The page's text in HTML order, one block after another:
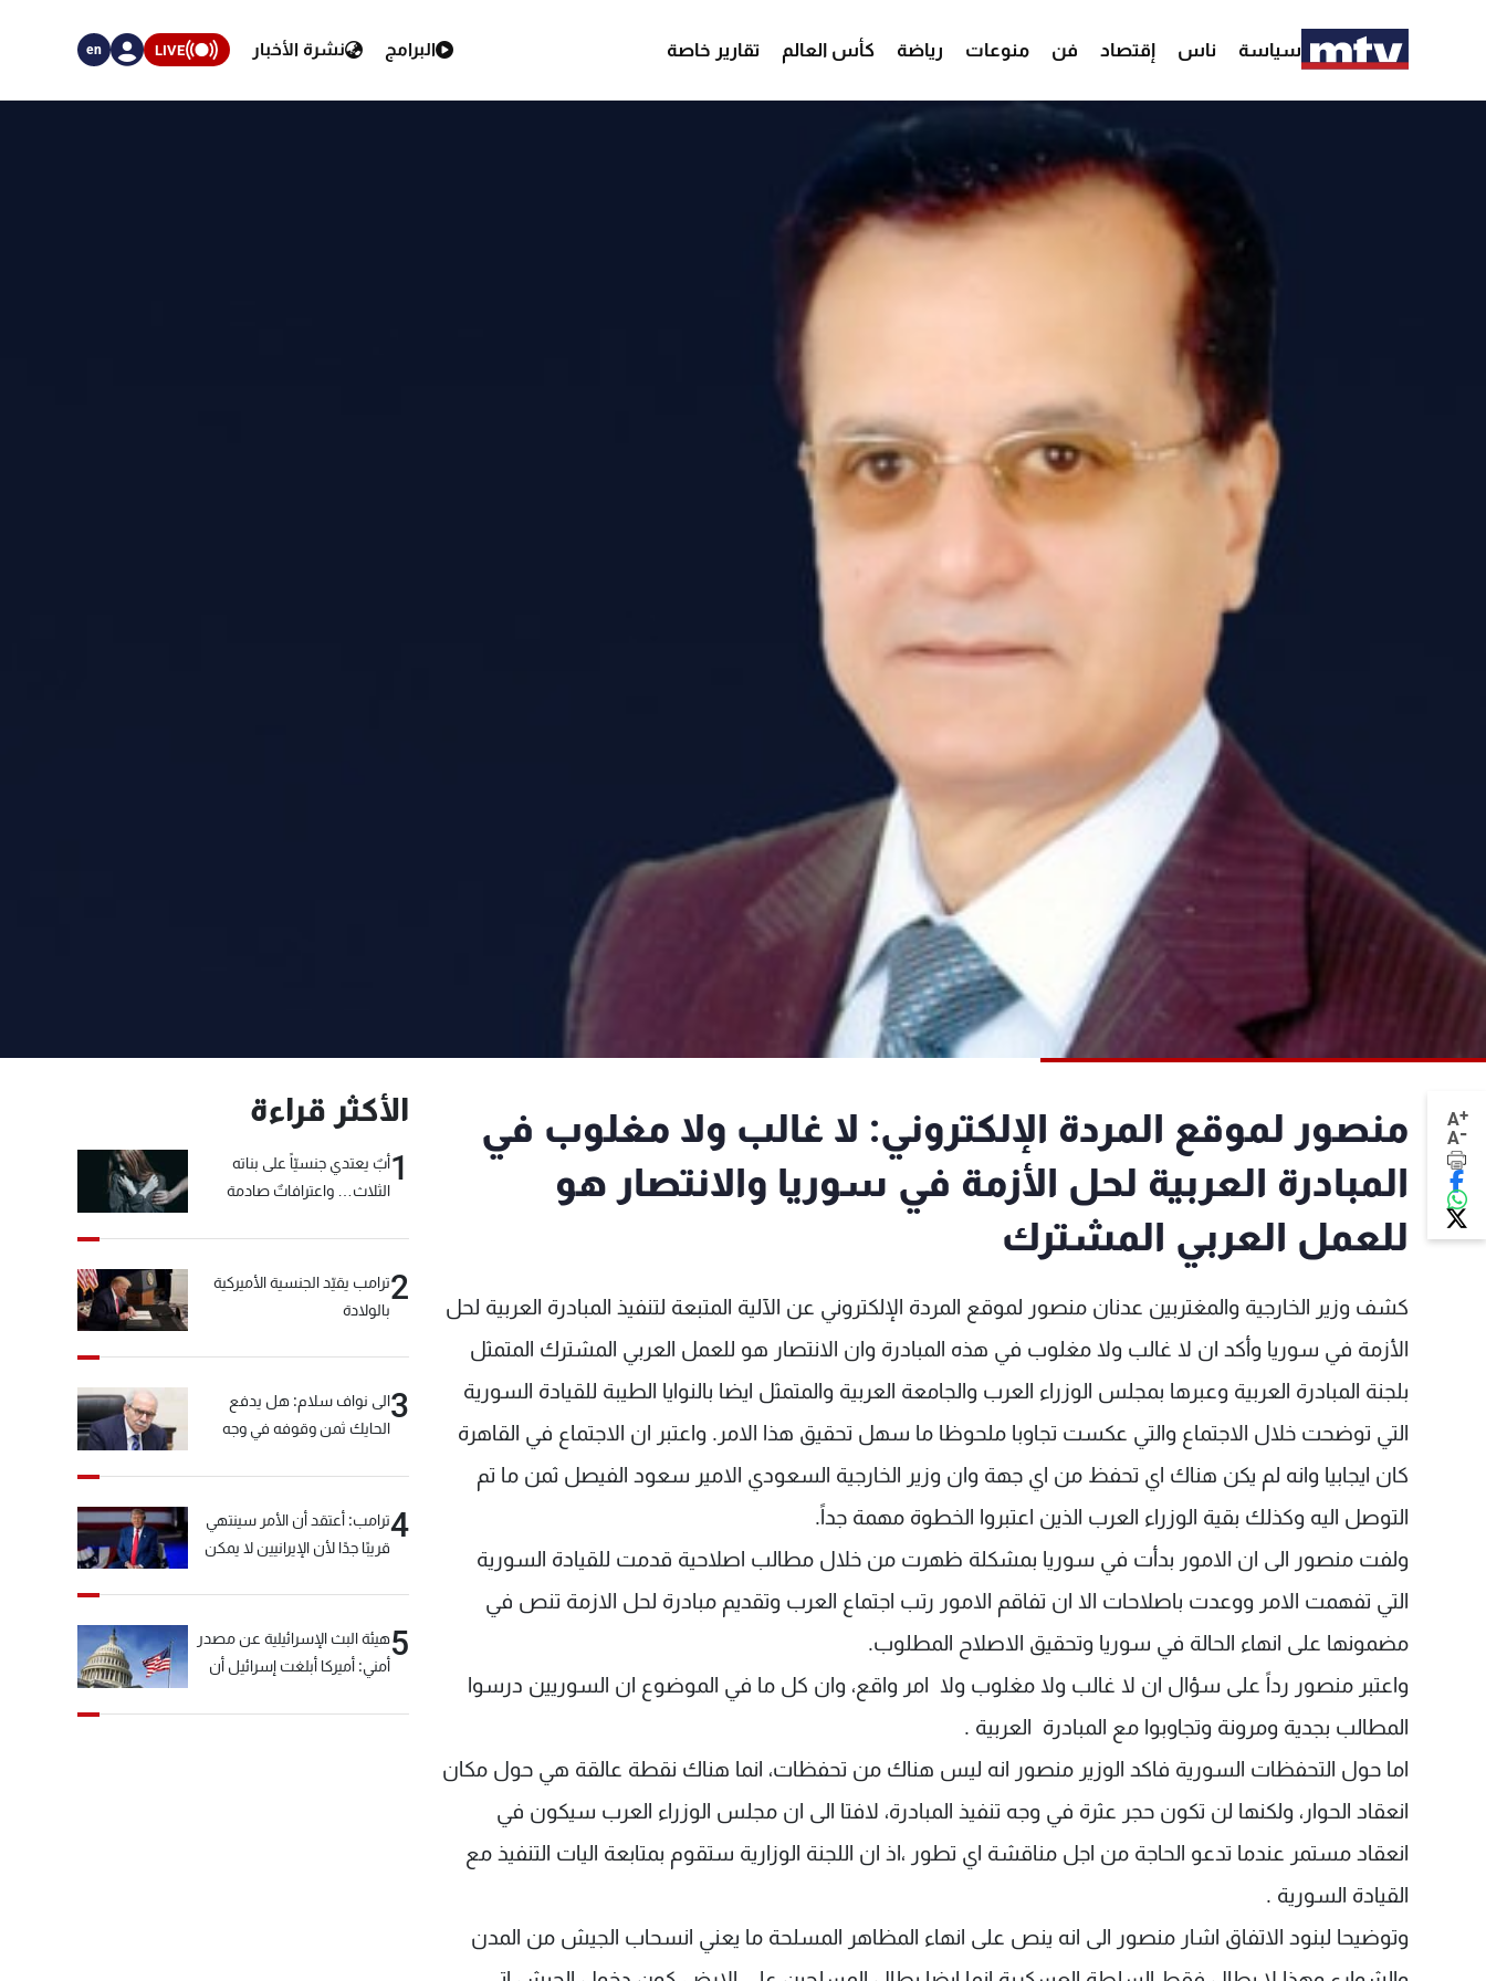
سياسة ناس إقتصاد فن منوعات رياضة كأس العالم تقارير خاصة البرامج نشرة الأخبار LIVE
en
A+
A-
منصور لموقع المردة الإلكتروني: لا غالب ولا مغلوب في
المبادرة العربية لحل الأزمة في سوريا والانتصار هو
للعمل العربي المشترك
كشف وزير الخارجية والمغتربين عدنان منصور لموقع المردة الإلكتروني عن الآلية المتبعة لتنفيذ المبادرة العربية لحل
الأزمة في سوريا وأكد ان لا غالب ولا مغلوب في هذه المبادرة وان الانتصار هو للعمل العربي المشترك المتمثل
بلجنة المبادرة العربية وعبرها بمجلس الوزراء العرب والجامعة العربية والمتمثل ايضا بالنوايا الطيبة للقيادة السورية
التي توضحت خلال الاجتماع والتي عكست تجاوبا ملحوظا ما سهل تحقيق هذا الامر. واعتبر ان الاجتماع في القاهرة
كان ايجابيا وانه لم يكن هناك اي تحفظ من اي جهة وان وزير الخارجية السعودي الامير سعود الفيصل ثمن ما تم
التوصل اليه وكذلك بقية الوزراء العرب الذين اعتبروا الخطوة مهمة جداً.
ولفت منصور الى ان الامور بدأت في سوريا بمشكلة ظهرت من خلال مطالب اصلاحية قدمت للقيادة السورية
التي تفهمت الامر ووعدت باصلاحات الا ان تفاقم الامور رتب اجتماع العرب وتقديم مبادرة لحل الازمة تنص في
مضمونها على انهاء الحالة في سوريا وتحقيق الاصلاح المطلوب.
واعتبر منصور رداً على سؤال ان لا غالب ولا مغلوب ولا امر واقع، وان كل ما في الموضوع ان السوريين درسوا
المطالب بجدية ومرونة وتجاوبوا مع المبادرة العربية .
اما حول التحفظات السورية فاكد الوزير منصور انه ليس هناك من تحفظات، انما هناك نقطة عالقة هي حول مكان
انعقاد الحوار، ولكنها لن تكون حجر عثرة في وجه تنفيذ المبادرة، لافتا الى ان مجلس الوزراء العرب سيكون في
انعقاد مستمر عندما تدعو الحاجة من اجل مناقشة اي تطور ،اذ ان اللجنة الوزارية ستقوم بمتابعة اليات التنفيذ مع
القيادة السورية .
وتوضيحا لبنود الاتفاق اشار منصور الى انه ينص على انهاء المظاهر المسلحة ما يعني انسحاب الجيش من المدن
الأكثر قراءة
1أبٌ يعتدي جنسيّاً على بناته
الثلاث… واعترافاتٌ صادمة
2ترامب يقيّد الجنسية الأميركية
بالولادة
3الى نواف سلام: هل يدفع
الحايك ثمن وقوفه في وجه
4ترامب: أعتقد أن الأمر سينتهي
قريبًا جدًا لأن الإيرانيين لا يمكن
5هيئة البث الإسرائيلية عن مصدر
أمني: أميركا أبلغت إسرائيل أن